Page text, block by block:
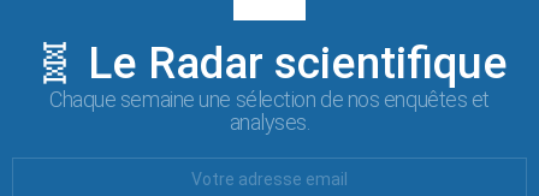
🧬 Le Radar scientifique
Chaque semaine une sélection de nos enquêtes et
analyses.